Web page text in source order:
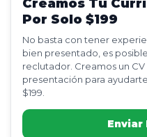
Creamos Tu
Por Solo $199
No basta con tener
bien presentado, es
reclutador. Creamos un
presentación para
$199.
Enviar